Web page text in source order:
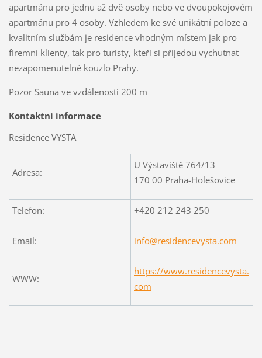
apartmánu pro jednu až dvě osoby nebo ve dvoupokojovém
apartmánu pro 4 osoby. Vzhledem ke své unikátní poloze a
kvalitním službám je residence vhodným místem jak pro
firemní klienty, tak pro turisty, kteří si přijedou vychutnat
nezapomenutelné kouzlo Prahy.
Pozor Sauna ve vzdálenosti 200 m
Kontaktní informace
Residence VYSTA
Adresa:
U Výstaviště 764/13
170 00 Praha-Holešovice
Telefon: +420 212 243 250
Email: info@residencevysta.com
WWW:
https://www.residencevysta.
com